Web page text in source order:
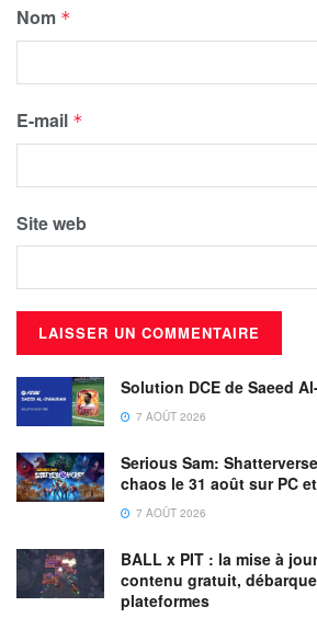
Nom *
E-mail *
Site web
Solution DCE de Saeed
7 AOÛT 2026
Serious Sam:
chaos le 31 août sur PC
7 AOÛT 2026
BALL x PIT : la mise à
contenu gratuit,
plateformes